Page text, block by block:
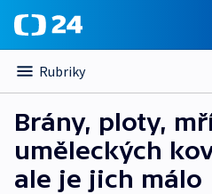
Rubriky
Brány, ploty,
uměleckých
ale je jich málo